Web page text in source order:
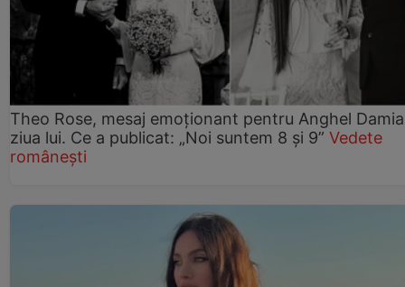
Theo Rose, mesaj emoționant pentru Anghel
ziua lui. Ce a publicat: „Noi suntem 8 și 9” Vedete
românești